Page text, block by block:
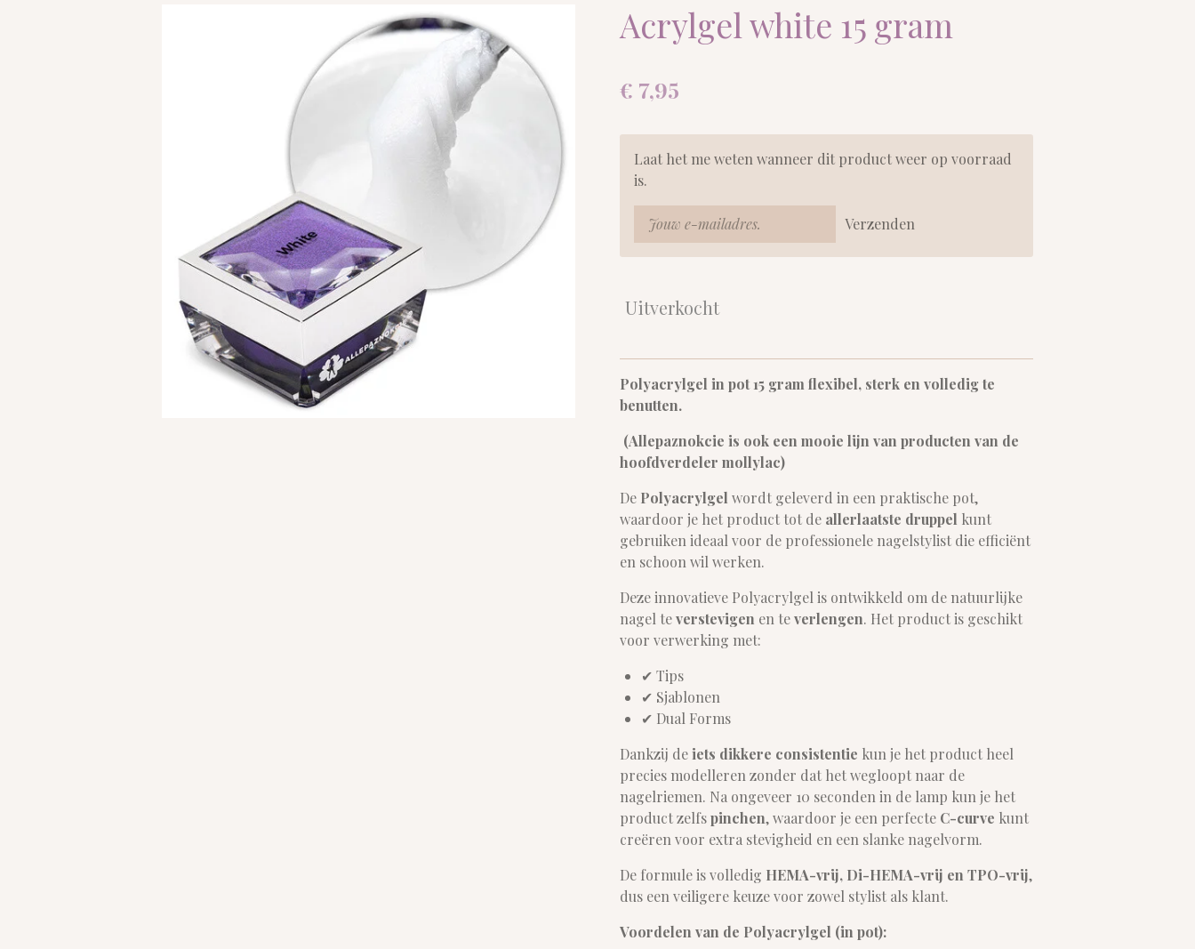
Acrylgel white 15 gram
€ 7,95
Laat het me weten wanneer dit product weer op voorraad
is.
Verzenden
Uitverkocht
Polyacrylgel in pot 15 gram flexibel, sterk en volledig te
benutten.
(Allepaznokcie is ook een mooie lijn van producten van de
hoofdverdeler mollylac)
De Polyacrylgel wordt geleverd in een praktische pot,
waardoor je het product tot de allerlaatste druppel kunt
gebruiken ideaal voor de professionele nagelstylist die efficiënt
en schoon wil werken.
Deze innovatieve Polyacrylgel is ontwikkeld om de natuurlijke
nagel teverstevigen en teverlengen. Het product is geschikt
voor verwerking met:
✔ Tips
✔ Sjablonen
✔ Dual Forms
Dankzij deiets dikkere consistentie kun je het product heel
precies modelleren zonder dat het wegloopt naar de
nagelriemen. Na ongeveer 10 seconden in de lamp kun je het
product zelfspinchen, waardoor je een perfecte C-curve kunt
creëren voor extra stevigheid en een slanke nagelvorm.
De formule is volledig HEMA-vrij, Di-HEMA-vrij en TPO-vrij,
dus een veiligere keuze voor zowel stylist als klant.
Voordelen van de Polyacrylgel (in pot):